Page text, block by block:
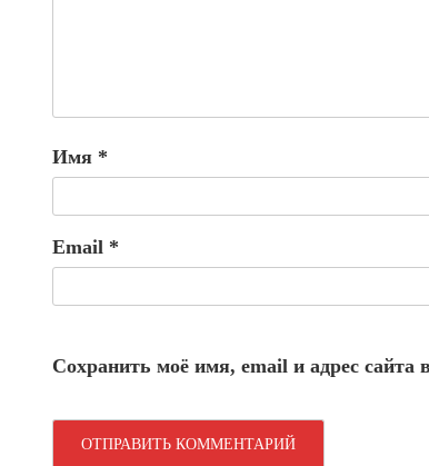
Имя *
Email *
Сохранить моё имя, email и адрес сайта